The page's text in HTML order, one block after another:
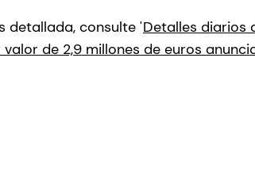
detallada, consulte 'Detalles diarios
de 2,9 millones de euros